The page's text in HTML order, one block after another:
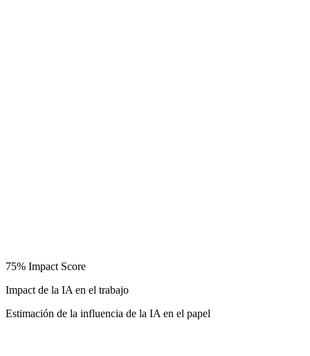
75% Impact Score
Impact de la IA en el trabajo
Estimación de la influencia de la IA en el papel